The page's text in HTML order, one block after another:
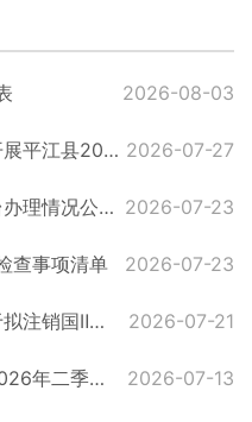
2026-08-03
平江县住房和城乡建设局关于开展平江县2026年房屋建筑安全隐患大排查大整治工作的通知 2026-07-27
湖南省民意反映渠道一体化平台办理情况公示【2026】（010320260629038174） 2026-07-23
查事项清单 2026-07-23
岳阳市生态环境局平江分局关于拟注销国Ⅱ及以下排放标准非道路移动机械编码登记信息的公示 2026-07-21
平江县地方海事服务中心2026年二季度船舶现场安全、防污染监督检查台账 2026-07-13